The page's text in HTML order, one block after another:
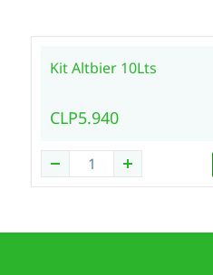
Kit Altbier 10Lts
CLP5.940